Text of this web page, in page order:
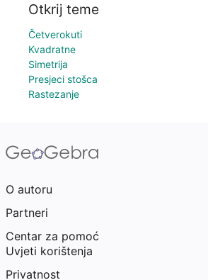
Otkrij teme
Četverokuti
Kvadratne
Simetrija
Presjeci stošca
Rastezanje
O autoru
Partneri
Centar za pomoć
Uvjeti korištenja
Privatnost